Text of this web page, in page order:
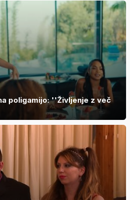
poligamijo: ''Življenje z več